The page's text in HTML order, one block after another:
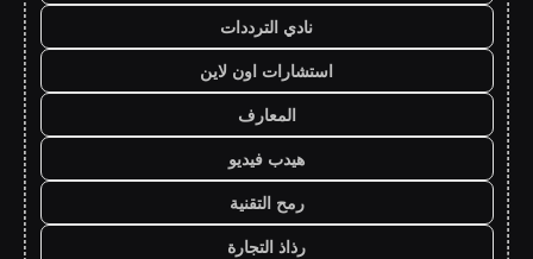
نادي الترددات
استشارات اون لاين
المعارف
هيدب فيديو
رمح التقنية
رذاذ التجارة